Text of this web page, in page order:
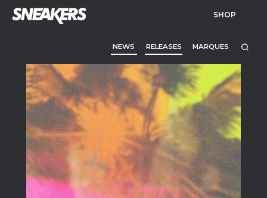
SHOP
NEWS RELEASES MARQUES